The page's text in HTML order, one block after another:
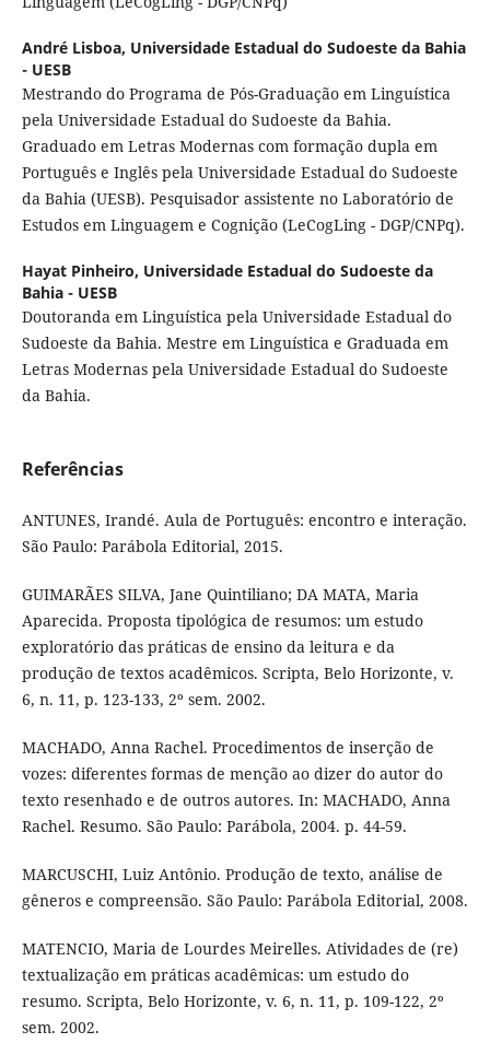
André Lisboa, Universidade Estadual do Sudoeste da Bahia
- UESB
Mestrando do Programa de Pós-Graduação em Linguística
pela Universidade Estadual do Sudoeste da Bahia.
Graduado em Letras Modernas com formação dupla em
Português e Inglês pela Universidade Estadual do Sudoeste
da Bahia (UESB). Pesquisador assistente no Laboratório de
Estudos em Linguagem e Cognição (LeCogLing - DGP/CNPq).
Hayat Pinheiro, Universidade Estadual do Sudoeste da
Bahia - UESB
Doutoranda em Linguística pela Universidade Estadual do
Sudoeste da Bahia. Mestre em Linguística e Graduada em
Letras Modernas pela Universidade Estadual do Sudoeste
da Bahia.
Referências
ANTUNES, Irandé. Aula de Português: encontro e interação.
São Paulo: Parábola Editorial, 2015.
GUIMARÃES SILVA, Jane Quintiliano; DA MATA, Maria
Aparecida. Proposta tipológica de resumos: um estudo
exploratório das práticas de ensino da leitura e da
produção de textos acadêmicos. Scripta, Belo Horizonte, v.
6, n. 11, p. 123-133, 2º sem. 2002.
MACHADO, Anna Rachel. Procedimentos de inserção de
vozes: diferentes formas de menção ao dizer do autor do
texto resenhado e de outros autores. In: MACHADO, Anna
Rachel. Resumo. São Paulo: Parábola, 2004. p. 44-59.
MARCUSCHI, Luiz Antônio. Produção de texto, análise de
gêneros e compreensão. São Paulo: Parábola Editorial, 2008.
MATENCIO, Maria de Lourdes Meirelles. Atividades de (re)
textualização em práticas acadêmicas: um estudo do
resumo. Scripta, Belo Horizonte, v. 6, n. 11, p. 109-122, 2º
sem. 2002.